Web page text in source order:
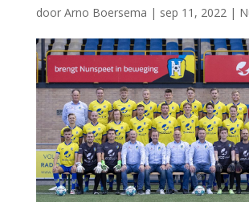
door Arno Boersema | sep 11, 2022|